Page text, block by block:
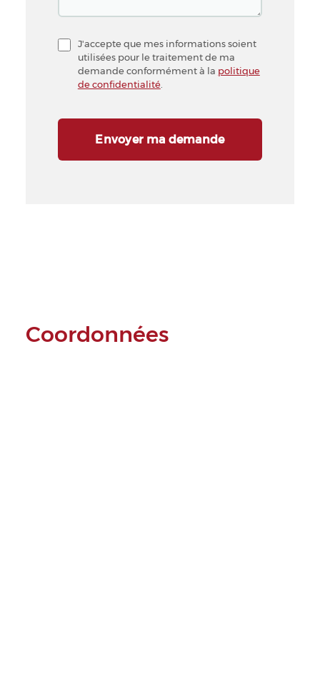
J'accepte que mes informations soient
utilisées pour le traitement de ma
demande conformément à la politique
de confidentialité.
Coordonnées